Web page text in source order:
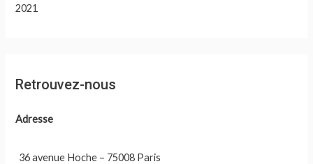
2021
Retrouvez-nous
Adresse
36 avenue Hoche – 75008 Paris